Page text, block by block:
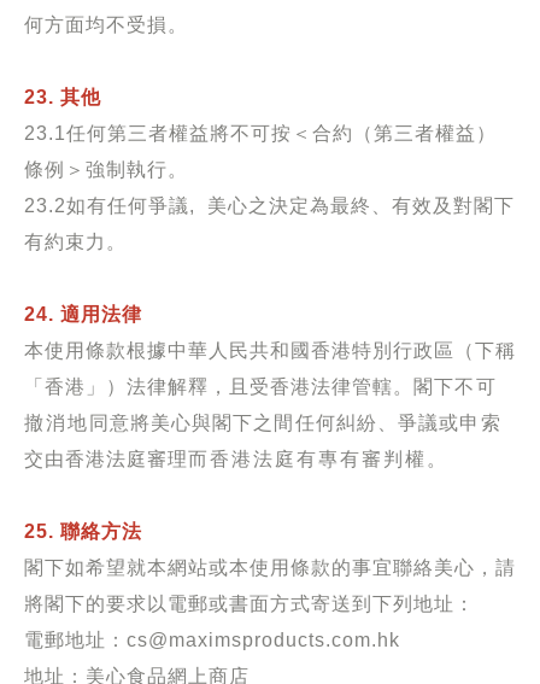
何方面均不受損。
23. 其他
23.1任何第三者權益將不可按＜合約（第三者權益）
條例＞強制執行。
23.2如有任何爭議, 美心之決定為最終、有效及對閣下
有約束力。
24. 適用法律
本使用條款根據中華人民共和國香港特別行政區（下稱
「香港」）法律解釋，且受香港法律管轄。閣下不可
撤消地 同意將美心與閣下之 間 任何糾紛、爭議或申 索
交由香港法庭審理而香港法庭有專有審判權 。
25. 聯絡方法
閣下如希望就本網站或本使用條款的事宜聯絡美心，請
將閣下的要求以電郵或書面方式寄送到下列地址：
電郵地址：cs@maximsproducts.com.hk
地址：美心食品網上商店